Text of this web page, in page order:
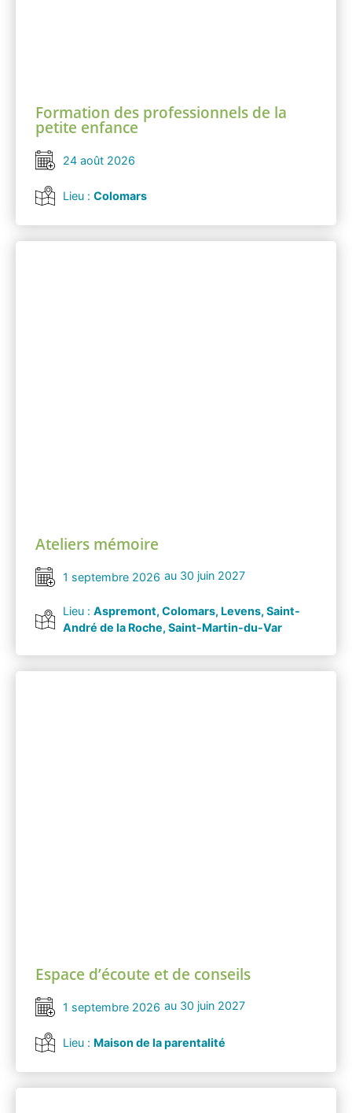
Formation des professionnels de la
petite enfance
24 août 2026
Lieu : Colomars
Ateliers mémoire
1 septembre 2026 au 30 juin 2027
Lieu : Aspremont, Colomars, Levens, Saint-
André de la Roche, Saint-Martin-du-Var
Espace d’écoute et de conseils
1 septembre 2026 au 30 juin 2027
Lieu : Maison de la parentalité